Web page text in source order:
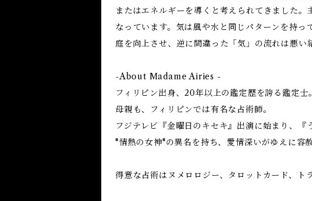
またはエネルギーを導くと考えられてきました
なっています。気は風や水と同じパターンを持
庭を向上させ、逆に間違った「気」の流れは悪い
-About Madame Airies -
フィリピン出身、20年以上の鑑定歴を誇る鑑定士。
母親も、フィリピンでは有名な占術師。
フジテレビ『金曜日のキセキ』出演に始まり、『
"情熱の女神"の異名を持ち、愛情深いがゆえに容
得意な占術はヌメロロジー、タロットカード、ト